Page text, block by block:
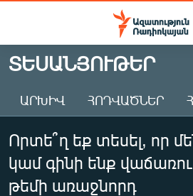
Մատչելիության
Անցնել
հիմնական
Անցնել
հիմնական
մենյուին
Որոնում
ԱԶԱՏՈՒԹՅՈՒՆ TV
ՀԱՅԱՍՏԱՆ
ԸՆՏՐՈՒԹՅՈՒՆՆԵՐ 2026
ԻՐԱՎՈՒՆՔ
ՏԵՍԱՆՅՈՒԹԵՐ
ԱՐԽԻՎ ՀՈԴՎԱԾՆԵՐ
Որտե՞ղ եք տեսել, որ
կամ գինի ենք
թեմի առաջնորդ